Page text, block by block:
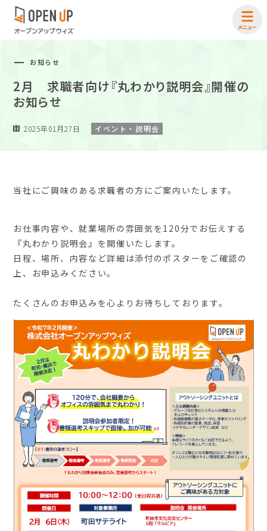
お知らせ
2月 求職者向け『丸わかり説明会』開催の
お知らせ
2025年01月27日 イベント・説明会
当社にご興味のある求職者の方にご案内いたします。
お仕事内容や、就業場所の雰囲気を120分でお伝えする
『丸わかり説明会』を開催いたします。
日程、場所、内容など詳細は添付のポスターをご確認の
上、お申込みください。
たくさんのお申込みを心よりお待ちしております。